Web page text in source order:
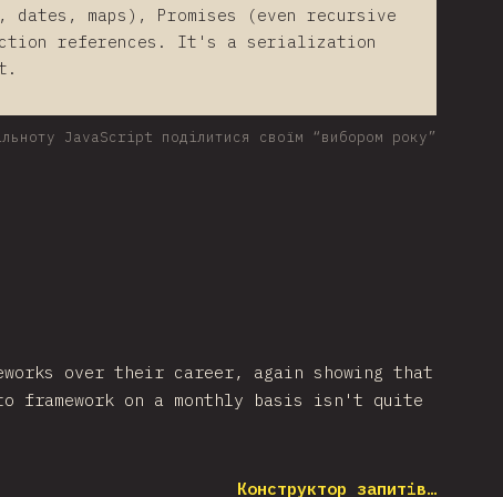
maps), Promises (even recursive
references. It's a serialization
JavaScript поділитися своїм “вибором року”
over their career, again showing that
framework on a monthly basis isn't quite
Конструктор запитів…